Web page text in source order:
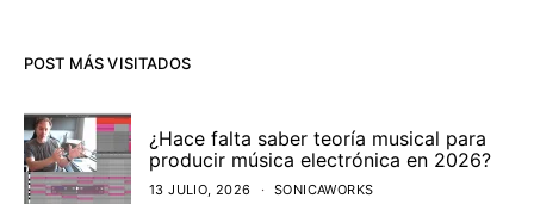
POST MÁS VISITADOS
¿Hace falta saber teoría musical para
producir música electrónica en 2026?
13 JULIO, 2026 SONICAWORKS